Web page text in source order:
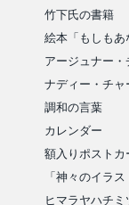
竹下氏の書籍
絵本「もしもあ
アージュナー・
ナディー・チャ
調和の言葉
カレンダー
額入りポストカ
「神々のイラ
ヒマラヤハチミ